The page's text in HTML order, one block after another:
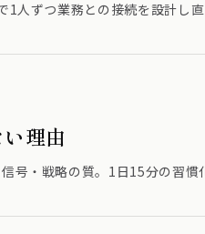
1人ずつ業務との接続を設計し
理由
号・戦略の質。1日15分の習慣